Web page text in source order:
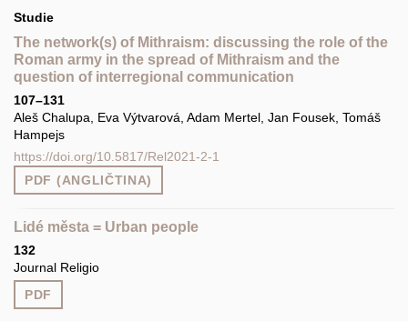
Studie
The network(s) of Mithraism: discussing the role of the
Roman army in the spread of Mithraism and the
question of interregional communication
107–131
Aleš Chalupa, Eva Výtvarová, Adam Mertel, Jan Fousek, Tomáš
Hampejs
https://doi.org/10.5817/Rel2021-2-1
PDF (ANGLIČTINA)
Lidé města = Urban people
132
Journal Religio
PDF